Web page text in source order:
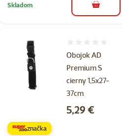
Skladom do košíka
Obojok AD
Premium S
cierny 1,5x27-
37cm
Cena
5,29 €
značka